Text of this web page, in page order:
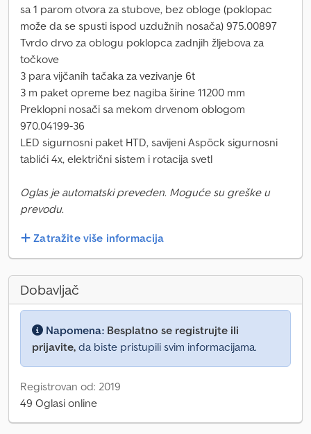
sa 1 parom otvora za stubove, bez obloge (poklopac
može da se spusti ispod uzdužnih nosača) 975.00897
Tvrdo drvo za oblogu poklopca zadnjih žljebova za
točkove
3 para vijčanih tačaka za vezivanje 6t
3 m paket opreme bez nagiba širine 11200 mm
Preklopni nosači sa mekom drvenom oblogom
970.04199-36
LED sigurnosni paket HTD, savijeni Aspöck sigurnosni
tablići 4x, električni sistem i rotacija svetl
Oglas je automatski preveden. Moguće su greške u
prevodu.
Zatražite više informacija
Dobavljač
Napomena: Besplatno se registrujte ili
prijavite, da biste pristupili svim informacijama.
Registrovan od: 2019
49 Oglasi online